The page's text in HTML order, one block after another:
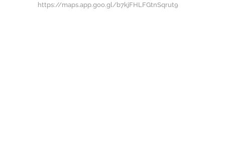
https://maps.app.goo.gl/b7kjFHLFGtnSqrut9